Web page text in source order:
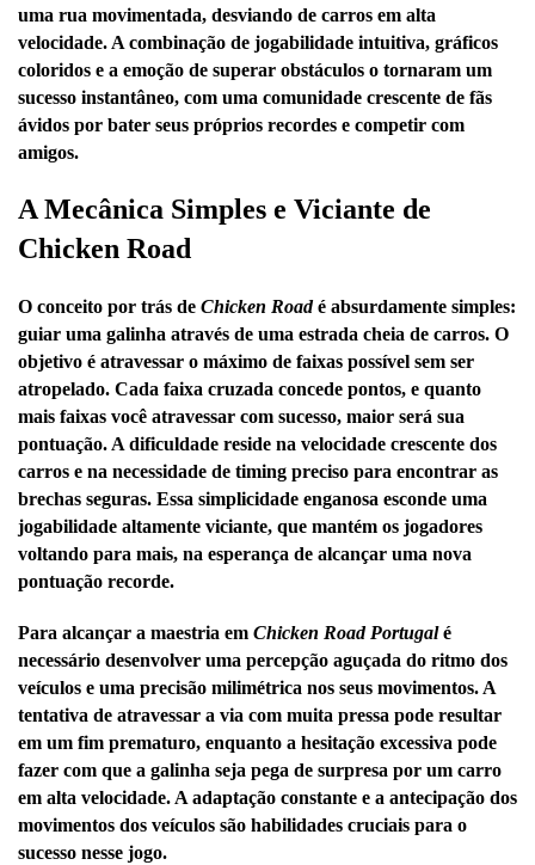
uma rua movimentada, desviando de carros em alta
velocidade. A combinação de jogabilidade intuitiva, gráficos
coloridos e a emoção de superar obstáculos o tornaram um
sucesso instantâneo, com uma comunidade crescente de fãs
ávidos por bater seus próprios recordes e competir com
amigos.
A Mecânica Simples e Viciante de
Chicken Road
O conceito por trás de Chicken Roadé absurdamente simples:
guiar uma galinha através de uma estrada cheia de carros. O
objetivo é atravessar o máximo de faixas possível sem ser
atropelado. Cada faixa cruzada concede pontos, e quanto
mais faixas você atravessar com sucesso, maior será sua
pontuação. A dificuldade reside na velocidade crescente dos
carros e na necessidade de timing preciso para encontrar as
brechas seguras. Essa simplicidade enganosa esconde uma
jogabilidade altamente viciante, que mantém os jogadores
voltando para mais, na esperança de alcançar uma nova
pontuação recorde.
Para alcançar a maestria em Chicken Road Portugalé
necessário desenvolver uma percepção aguçada do ritmo dos
veículos e uma precisão milimétrica nos seus movimentos. A
tentativa de atravessar a via com muita pressa pode resultar
em um fim prematuro, enquanto a hesitação excessiva pode
fazer com que a galinha seja pega de surpresa por um carro
em alta velocidade. A adaptação constante e a antecipação dos
movimentos dos veículos são habilidades cruciais para o
sucesso nesse jogo.